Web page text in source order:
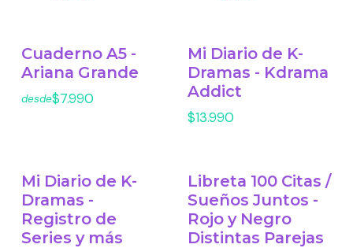
Cuaderno A5 -
Ariana Grande
desde$7.990
Mi Diario de K-
Dramas - Kdrama
Addict
$13.990
Mi Diario de K-
Dramas -
Registro de
Series y más
Libreta 100 Citas /
Sueños Juntos -
Rojo y Negro
Distintas Parejas